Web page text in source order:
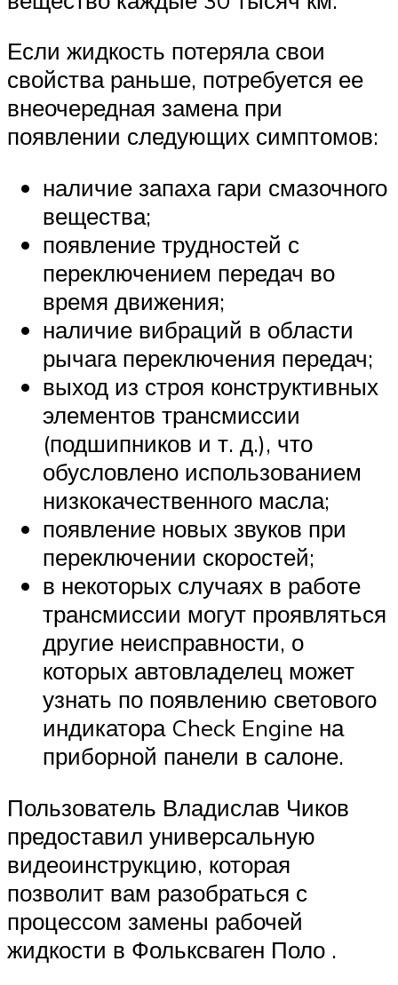
Если жидкость потеряла свои
свойства раньше, потребуется ее
внеочередная замена при
появлении следующих симптомов:
наличие запаха гари смазочного
вещества;
появление трудностей с
переключением передач во
время движения;
наличие вибраций в области
рычага переключения передач;
выход из строя конструктивных
элементов трансмиссии
(подшипников и т. д.), что
обусловлено использованием
низкокачественного масла;
появление новых звуков при
переключении скоростей;
в некоторых случаях в работе
трансмиссии могут проявляться
другие неисправности, о
которых автовладелец может
узнать по появлению светового
индикатора Check Engine на
приборной панели в салоне.
Пользователь Владислав Чиков
предоставил универсальную
видеоинструкцию, которая
позволит вам разобраться с
процессом замены рабочей
жидкости в Фольксваген Поло .